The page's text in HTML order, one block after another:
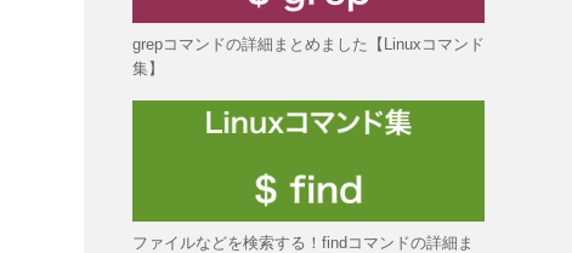
grepコマンドの詳細まとめました【Linuxコマンド
集】
ファイルなどを検索する！findコマンドの詳細ま